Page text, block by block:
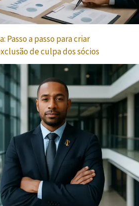
Passo a passo para criar
de culpa dos sócios